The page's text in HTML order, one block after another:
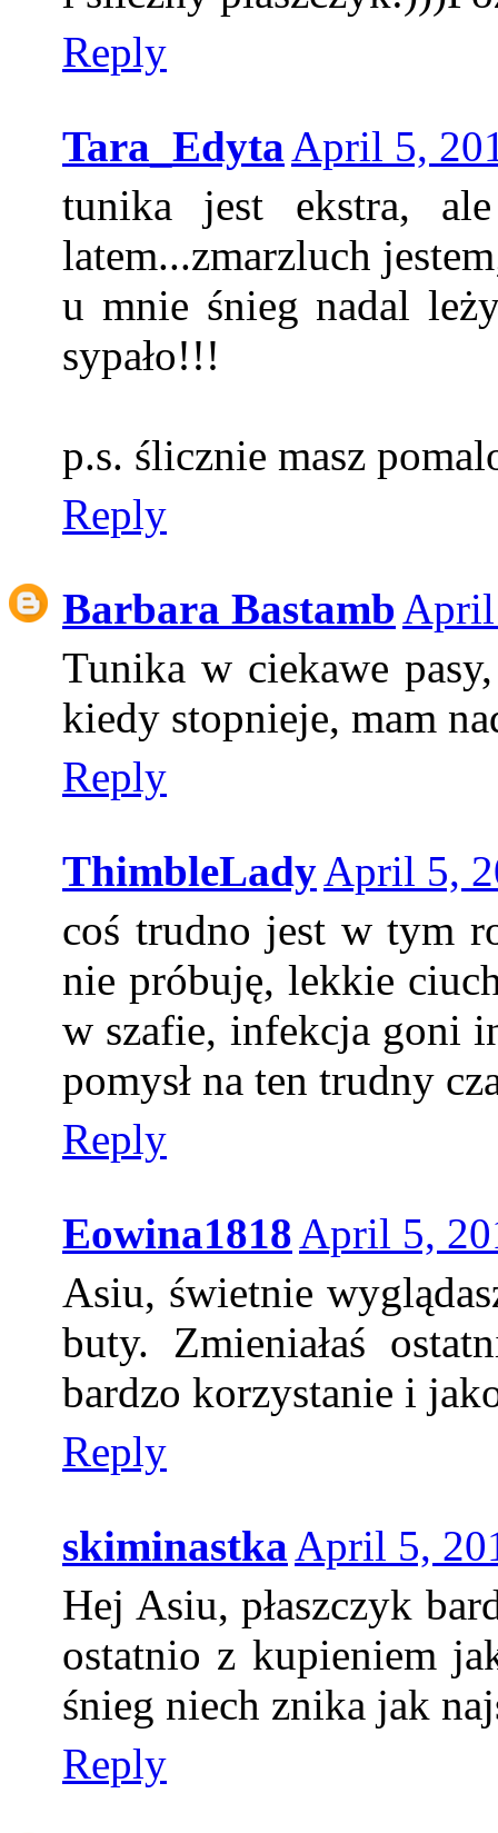
Reply
Tara_EdytaApril 5,
tunika jest ekstra,
latem...zmarzluch
u mnie śnieg nadal
sypało!!!
p.s. ślicznie masz
Reply
Barbara Bastamb April
Tunika w ciekawe
kiedy stopnieje, mam
Reply
ThimbleLadyApril 5,
coś trudno jest w tym
nie próbuję, lekkie
w szafie, infekcja goni
pomysł na ten trudny
Reply
Eowina1818April 5,
Asiu, świetnie
buty. Zmieniałaś
bardzo korzystanie i
Reply
skiminastkaApril 5,
Hej Asiu, płaszczyk
ostatnio z kupieniem
śnieg niech znika jak
Reply